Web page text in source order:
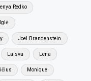
Redko
Iglė
Joel Brandenstein
Laisva Lena
Monique